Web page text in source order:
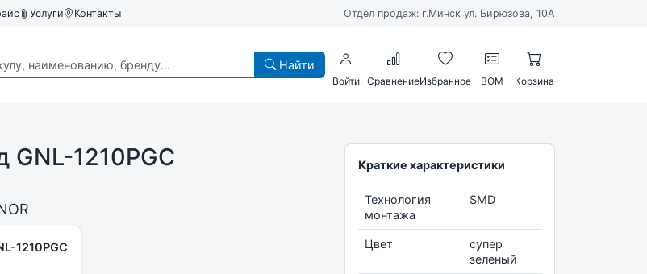
Услуги Контакты Отдел продаж: г.Минск ул. Бирюзова, 10А
Найти
Войти СравнениеИзбранное BOM Корзина
GNL-1210PGC
1210PGC
Краткие характеристики
Технология
монтажа
SMD
Цвет
супер
зеленый